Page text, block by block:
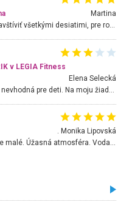
Martina
Nádherné miesto ktoré odporúčam navštíviť všetkými desiatimi, pre rodiny s deťmi, dôchodcom... Proste a jednoducho ozaj rozprávkový les.. určite ešte prídeme. Odniesli sme si na pamiatku krásne tričká,
v LEGIA Fitness
Elena Selecká
. Monika Lipovská
Úžasné prostredie, napriek tomu, že je malé. Úžasná atmosféra. Voda fantastická a nádherná. Ľudí je pomerne veľa, ale su mili a ohľaduplní. Je veľmi zaujímavé sledovať, ako dokážu spolu športovať cudzí ľudia a bez ohľadu na vek. Vládne tu pohoda. Vnuka neviem dostať z vody. Ďakujem za krásny deň . Urcite sa sem vrátim. Jediný problém je s parkovaním, ale aj ten sa mi podarilo vyriešiť. Monika Bratislava